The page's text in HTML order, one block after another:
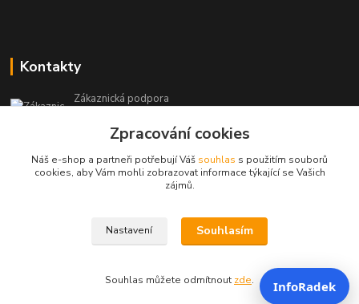
Kontakty
Zákaznická podpora
(Po-Pá, 9-19 hod.)
info@infoproinfo.cz
RadovanCZ 2023-25
Eshop-rychle.cz
Zpracování cookies
Náš e-shop a partneři potřebují Váš souhlas s použitím souborů
cookies, aby Vám mohli zobrazovat informace týkající se Vašich
zájmů.
Nastavení Souhlasím
Souhlas můžete odmítnout zde. InfoRadek